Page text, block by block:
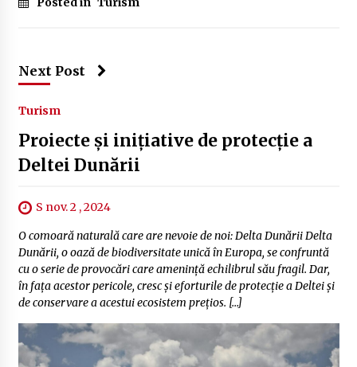
Next Post
Turism
Proiecte și inițiative de protecție a
Deltei Dunării
S nov. 2 , 2024
O comoară naturală care are nevoie de noi: Delta Dunării Delta
Dunării, o oază de biodiversitate unică în Europa, se confruntă
cu o serie de provocări care amenință echilibrul său fragil. Dar,
în fața acestor pericole, cresc și eforturile de protecție a Deltei și
de conservare a acestui ecosistem prețios. […]